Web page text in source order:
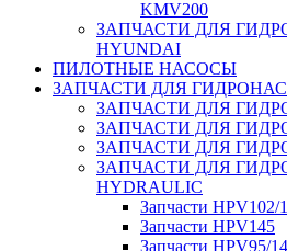
KMV200
ЗАПЧАСТИ ДЛЯ
HYUNDAI
ПИЛОТНЫЕ НАСОСЫ
ЗАПЧАСТИ ДЛЯ
ЗАПЧАСТИ ДЛЯ
ЗАПЧАСТИ ДЛЯ
ЗАПЧАСТИ ДЛЯ
ЗАПЧАСТИ ДЛЯ
HYDRAULIC
Запчасти HPV102/
Запчасти HPV145
Запчасти HPV95/